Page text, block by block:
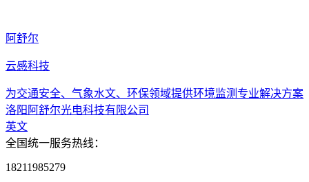
阿舒尔
云感科技
为交通安全、气象水文、环保领域提供环境监测专业解决方案
洛阳阿舒尔光电科技有限公司
英文
全国统一服务热线：
18211985279